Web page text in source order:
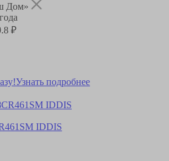
Дом»
₽
Узнать подробнее
IDDIS